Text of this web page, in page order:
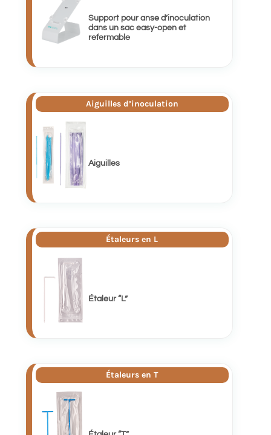
Support pour anse d’inoculation
dans un sac easy-open et
refermable
Aiguilles d’inoculation
Aiguilles
Étaleurs en L
Étaleur “L”
Étaleurs en T